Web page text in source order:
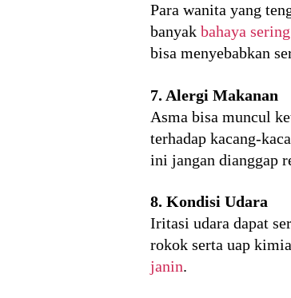
Para wanita yang
banyak bahaya
bisa menyebabkan
7. Alergi Makanan
Asma bisa muncul
terhadap kacang-
ini jangan dianggap
8. Kondisi Udara
Iritasi udara dapat
rokok serta uap
janin.